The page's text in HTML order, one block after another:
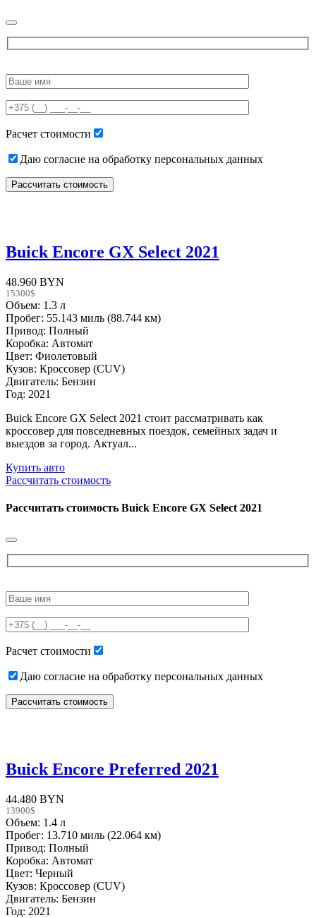
leave
field
empty.
Расчет стоимости
Даю согласие на обработку персональных данных
Buick Encore GX Select 2021
48.960 BYN
15300$
Объем: 1.3 л
Пробег: 55.143 миль (88.744 км)
Привод: Полный
Коробка: Автомат
Цвет: Фиолетовый
Кузов: Кроссовер (CUV)
Двигатель: Бензин
Год: 2021
Buick Encore GX Select 2021 стоит рассматривать как
кроссовер для повседневных поездок, семейных задач и
выездов за город. Актуал...
Купить авто
Рассчитать стоимость
Рассчитать стоимость Buick Encore GX Select 2021
leave
field
empty.
Расчет стоимости
Даю согласие на обработку персональных данных
Buick Encore Preferred 2021
44.480 BYN
13900$
Объем: 1.4 л
Пробег: 13.710 миль (22.064 км)
Привод: Полный
Коробка: Автомат
Цвет: Черный
Кузов: Кроссовер (CUV)
Двигатель: Бензин
Год: 2021